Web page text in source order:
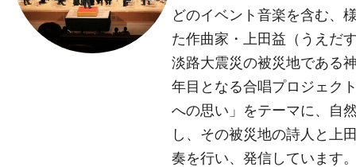
どのイベント音楽を含む、
た作曲家・上田益（うえだ
淡路大震災の被災地である
年目となる合唱プロジェク
への思い」をテーマに、自
し、その被災地の詩人と上
奏を行い、発信しています